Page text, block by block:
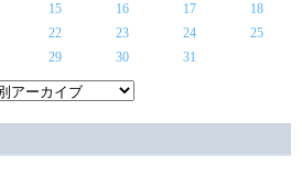
15 16 17
18
22 23 24
25
29 30 31